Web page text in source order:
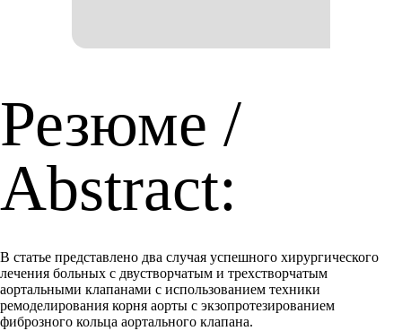
Резюме /
Abstract:
В статье представлено два случая успешного хирургического
лечения больных с двустворчатым и трехстворчатым
аортальными клапанами с использованием техники
ремоделирования корня аорты с экзопротезированием
фиброзного кольца аортального клапана.